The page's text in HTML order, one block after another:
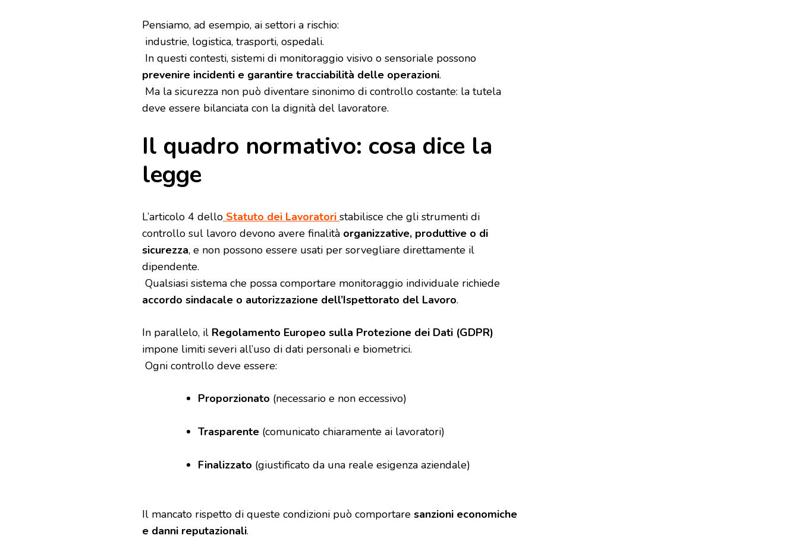
Pensiamo, ad esempio, ai settori a rischio:
industrie, logistica, trasporti, ospedali.
In questi contesti, sistemi di monitoraggio visivo o sensoriale possono
prevenire incidenti e garantire tracciabilità delle operazioni.
Ma la sicurezza non può diventare sinonimo di controllo costante: la tutela
deve essere bilanciata con la dignità del lavoratore.
Il quadro normativo: cosa dice la
legge
L’articolo 4 dello Statuto dei Lavoratori stabilisce che gli strumenti di
controllo sul lavoro devono avere finalità organizzative, produttive o di
sicurezza, e non possono essere usati per sorvegliare direttamente il
dipendente.
Qualsiasi sistema che possa comportare monitoraggio individuale richiede
accordo sindacale o autorizzazione dell’Ispettorato del Lavoro.
In parallelo, il Regolamento Europeo sulla Protezione dei Dati (GDPR)
impone limiti severi all’uso di dati personali e biometrici.
Ogni controllo deve essere:
Proporzionato (necessario e non eccessivo)
Trasparente (comunicato chiaramente ai lavoratori)
Finalizzato (giustificato da una reale esigenza aziendale)
Il mancato rispetto di queste condizioni può comportare sanzioni economiche
e danni reputazionali.